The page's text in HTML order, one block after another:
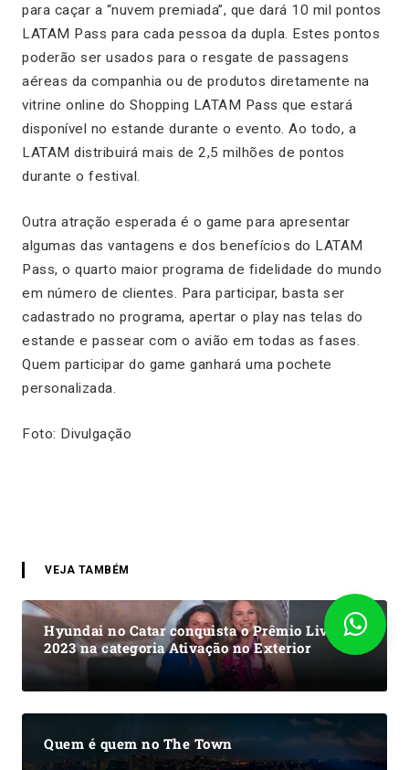
para caçar a “nuvem premiada”, que dará 10 mil pontos
LATAM Pass para cada pessoa da dupla. Estes pontos
poderão ser usados para o resgate de passagens
aéreas da companhia ou de produtos diretamente na
vitrine online do Shopping LATAM Pass que estará
disponível no estande durante o evento. Ao todo, a
LATAM distribuirá mais de 2,5 milhões de pontos
durante o festival.
Outra atração esperada é o game para apresentar
algumas das vantagens e dos benefícios do LATAM
Pass, o quarto maior programa de fidelidade do mundo
em número de clientes. Para participar, basta ser
cadastrado no programa, apertar o play nas telas do
estande e passear com o avião em todas as fases.
Quem participar do game ganhará uma pochete
personalizada.
Foto: Divulgação
VEJA TAMBÉM
Hyundai no Catar conquista o Prêmio Live
2023 na categoria Ativação no Exterior
Quem é quem no The Town